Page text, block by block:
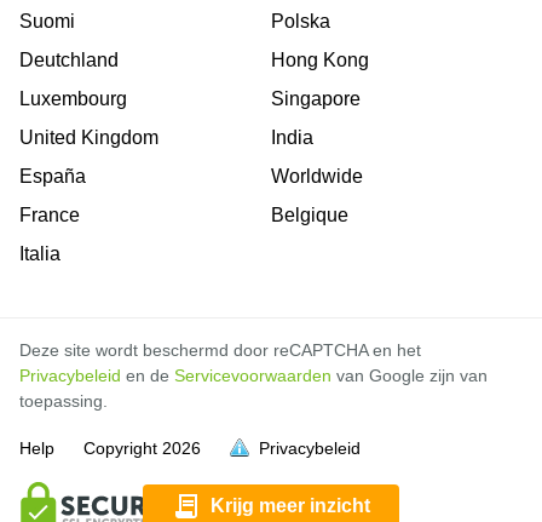
Krijg meer inzicht
vol is
vol is
vol is
vol is
vol is
vol is
vol is
vol is
vol is
vol is
vol is
vol is
Suomi
Deutchland
Luxembourg
United Kingdom
España
France
Italia
Polska
Hong Kong
Singapore
India
Worldwide
Belgique
Deze site wordt beschermd door reCAPTCHA en het
Privacybeleid en de Servicevoorwaarden van Google zijn van
toepassing.
Help Copyright 2026 Privacybeleid